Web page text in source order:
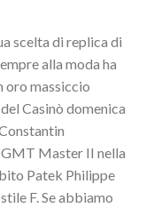
scelta di replica di
alla moda ha
oro massiccio
Casinò domenica
Master II nella
Patek Philippe
F. Se abbiamo